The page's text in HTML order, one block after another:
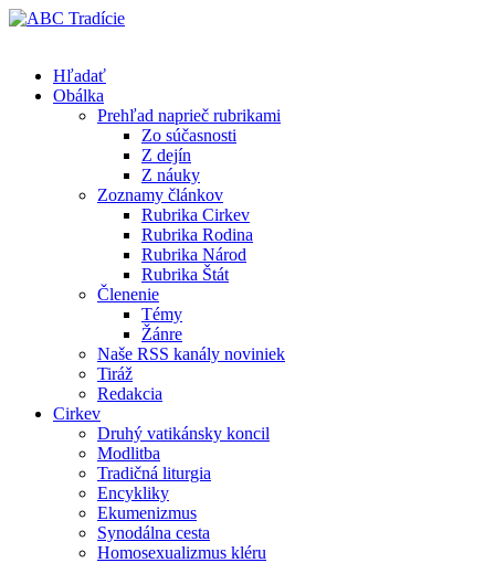
Hľadať
Obálka
Prehľad naprieč rubrikami
Zo súčasnosti
Z dejín
Z náuky
Zoznamy článkov
Rubrika Cirkev
Rubrika Rodina
Rubrika Národ
Rubrika Štát
Členenie
Témy
Žánre
Naše RSS kanály noviniek
Tiráž
Redakcia
Cirkev
Druhý vatikánsky koncil
Modlitba
Tradičná liturgia
Encykliky
Ekumenizmus
Synodálna cesta
Homosexualizmus kléru